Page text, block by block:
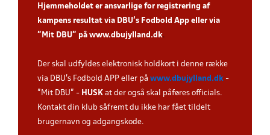
Hjemmeholdet er ansvarlige for registrering af
kampens resultat via DBU’s Fodbold App eller via
”Mit DBU” på www.dbujylland.dk.
Der skal udfyldes elektronisk holdkort i denne række
via DBU's Fodbold APP eller på www.dbujylland.dk -
"Mit DBU" - HUSK at der også skal påføres officials.
Kontakt din klub såfremt du ikke har fået tildelt
brugernavn og adgangskode.